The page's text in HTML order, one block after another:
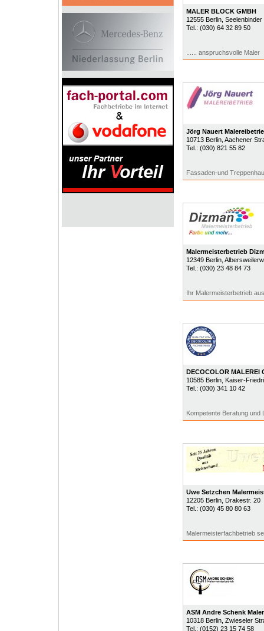
MALER BLOCK GMBH
12555 Berlin,
Tel.: (030) 64 32 89 50
...... anspruchsvolle Maler
Jörg Nauert
10713 Berlin, Aachener
Tel.: (030) 821 55 82
Fassaden-und
Malermeisterbetrieb
12349 Berlin,
Tel.: (030) 23 48 84 73
Ihr Malermeisterbetrieb
DECOCOLOR MALEREI
10585 Berlin, Kaiser-
Tel.: (030) 341 10 42
Kompetente Beratung und
Uwe Setzchen
12205 Berlin, Drakestr. 20
Tel.: (030) 45 80 80 63
Malermeisterfachbetrieb
ASM Andre Schenk
10318 Berlin, Zwieseler
Tel.: (0152) 23 15 74 58